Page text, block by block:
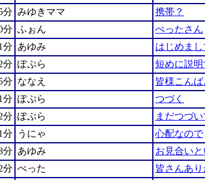
分 みゆきママ
携帯？
分 ふぉん
ぺったさん
分 あゆみ
はじめま
分 ぽぷら
短めに説明
分 ななえ
皆様こんば
分 ぽぷら
つづく
分 ぽぷら
まだつづ
分
うにゃ
心配なので
分 あゆみ
お見合い
分 ぺった
皆さんあり